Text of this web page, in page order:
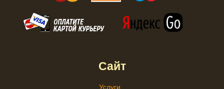
Сайт
Услуги